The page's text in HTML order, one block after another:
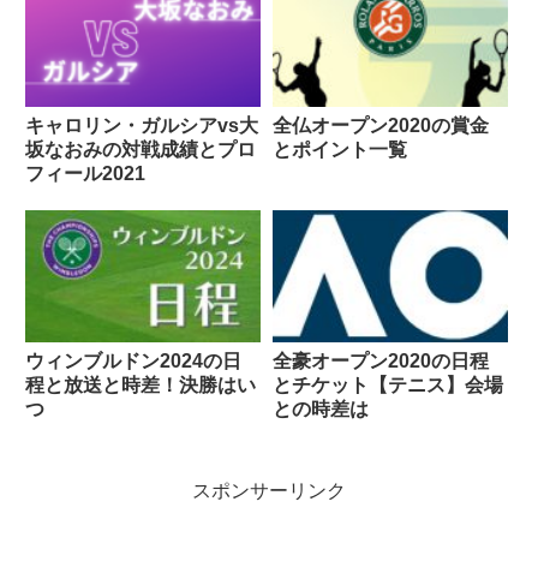
キャロリン・ガルシアvs大
坂なおみの対戦成績とプロ
フィール2021
全仏オープン2020の賞金
とポイント一覧
ウィンブルドン2024の日
程と放送と時差！決勝はい
つ
全豪オープン2020の日程
とチケット【テニス】会場
との時差は
スポンサーリンク